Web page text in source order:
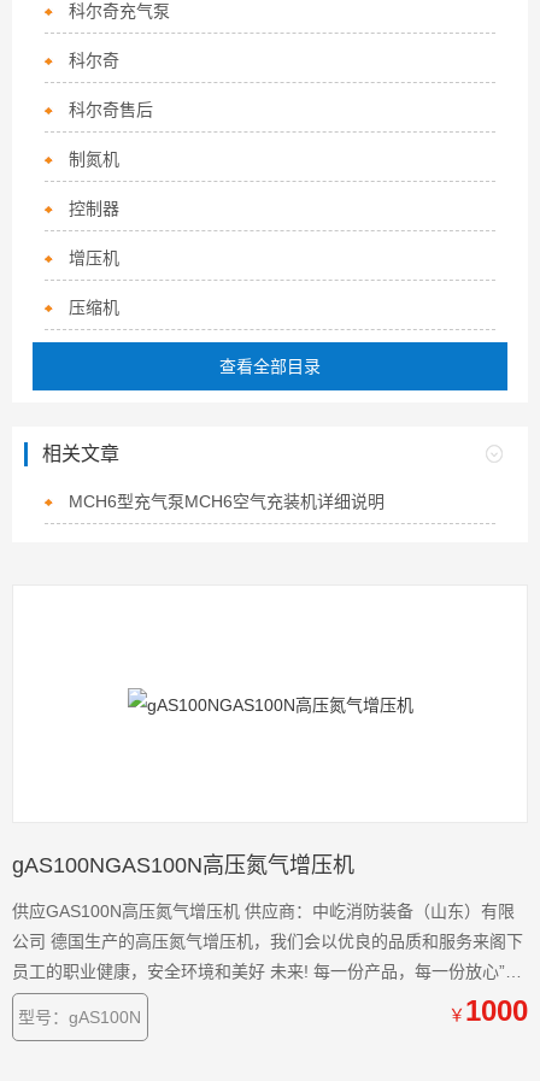
科尔奇充气泵
科尔奇
科尔奇售后
制氮机
控制器
增压机
压缩机
查看全部目录
相关文章
MCH6型充气泵MCH6空气充装机详细说明
gAS100NGAS100N高压氮气增压机
供应GAS100N高压氮气增压机 供应商：中屹消防装备（山东）有限
公司 德国生产的高压氮气增压机，我们会以优良的品质和服务来阁下
员工的职业健康，安全环境和美好 未来! 每一份产品，每一份放心”我
们的庄严！“服务于安全！服务于健康！”是我们的目标！我们将给 您
的员工提供.的安全保护 。 中国的呼吸器压缩机.-济宁科尔奇机电设备
型号：gAS100N ￥ 1000